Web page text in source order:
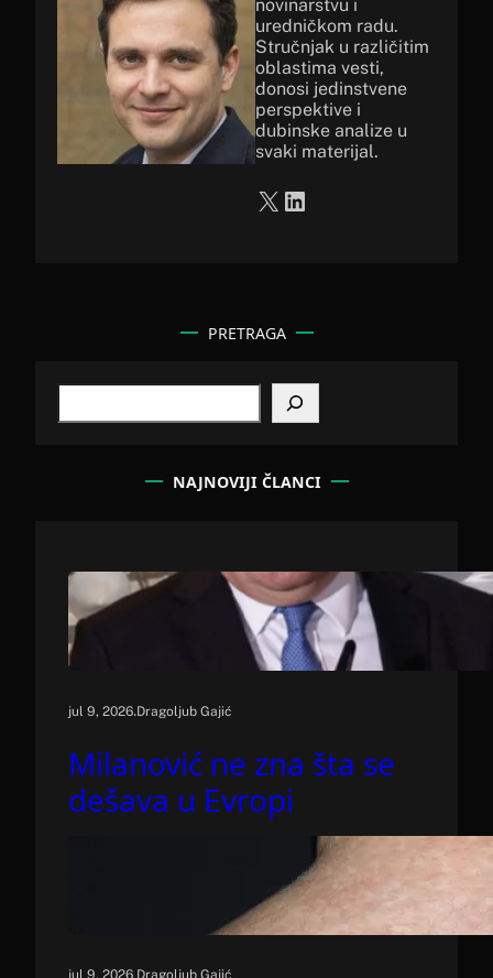
novinarstvu i
uredničkom radu.
Stručnjak u različitim
oblastima vesti,
donosi jedinstvene
perspektive i
dubinske analize u
svaki materijal.
X LinkedIn
PRETRAGA
NAJNOVIJI ČLANCI
jul 9, 2026.Dragoljub Gajić
Milanović ne zna šta se
dešava u Evropi